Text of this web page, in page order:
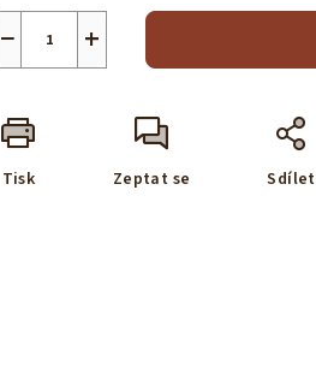
+
−
Tisk Zeptat se Sdílet